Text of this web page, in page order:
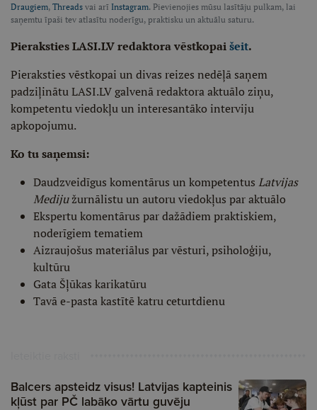
Draugiem, Threads vai arī Instagram. Pievienojies mūsu lasītāju pulkam, lai
saņemtu īpaši tev atlasītu noderīgu, praktisku un aktuālu saturu.
Pieraksties LASI.LV redaktora vēstkopaišeit.
Pieraksties vēstkopai un divas reizes nedēļā saņem
padziļinātu LASI.LV galvenā redaktora aktuālo ziņu,
kompetentu viedokļu un interesantāko interviju
apkopojumu.
Ko tu saņemsi:
Daudzveidīgus komentārus un kompetentus Latvijas
Medijužurnālistu un autoru viedokļus par aktuālo
Ekspertu komentārus par dažādiem praktiskiem,
noderīgiem tematiem
Aizraujošus materiālus par vēsturi, psiholoģiju,
kultūru
Gata Šļūkas karikatūru
Tavā e-pasta kastītē katru ceturtdienu
Balcers apsteidz visus! Latvijas kapteinis
kļūst par PČ labāko vārtu guvēju